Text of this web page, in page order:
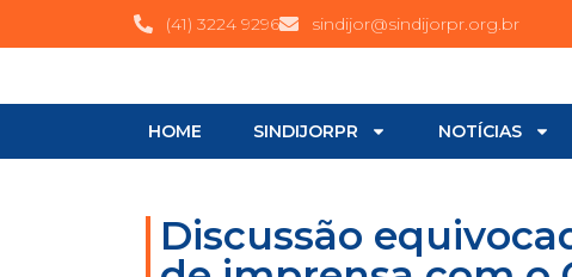
(41) 3224 9296 sindijor@sindijorpr.org.br
HOME SINDIJORPR NOTÍCIAS
Discussão